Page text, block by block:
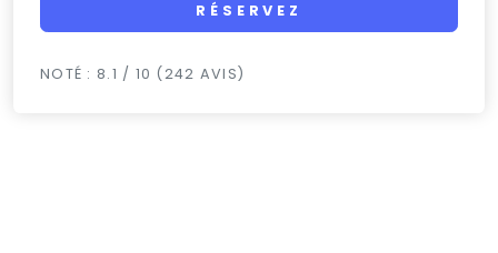
RÉSERVEZ
NOTÉ : 8.1 / 10 (242 AVIS)